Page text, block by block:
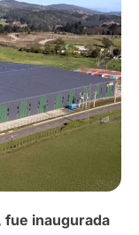
fue inaugurada